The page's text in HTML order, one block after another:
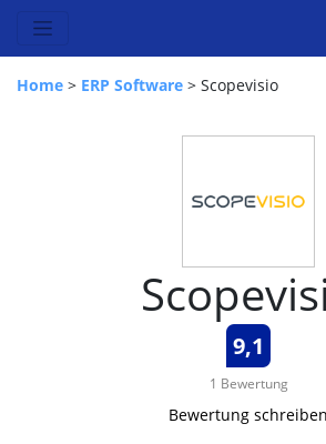
Home > ERP Software > Scopevisio
9,1
1 Bewertung
Bewertung schreiben